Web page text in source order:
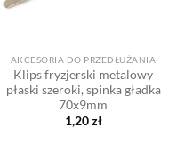
AKCESORIA DO PRZEDŁUŻANIA
Klips fryzjerski metalowy
płaski szeroki, spinka gładka
70x9mm
1,20zł